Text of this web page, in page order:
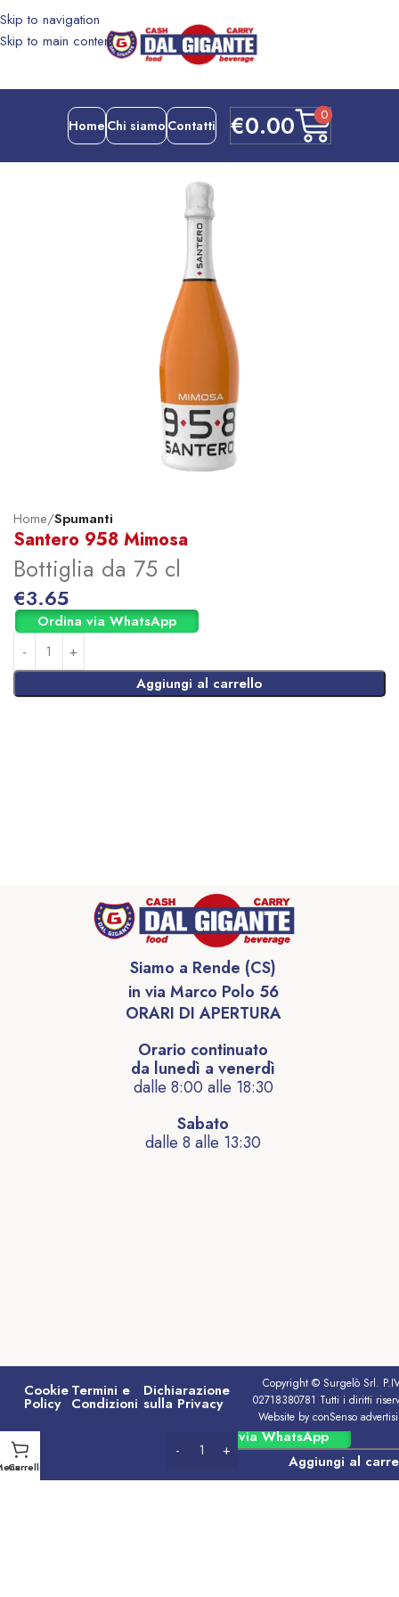
Skip to navigation
Skip to main content
€0.00 0
Home Chi siamo Contatti
Home Spumanti
Santero 958 Mimosa
Bottiglia da 75 cl
€3.65
Aggiungi al carrello
Ordina via WhatsApp
Siamo a Rende (CS)
in via Marco Polo 56
ORARI DI APERTURA
Orario continuato
da lunedì a venerdì
dalle 8:00 alle 18:30
Sabato
dalle 8 alle 13:30
Cookie
Policy
Termini e
Condizioni
Dichiarazione
sulla Privacy
Copyright © Surgelò Srl.
02718380781 Tutti i diritti
Website by conSenso
Aggiungi al
Ordina via WhatsApp
Carrello